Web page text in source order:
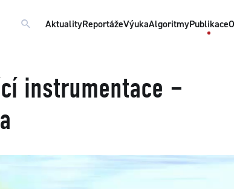
AktualityReportážeVýukaAlgoritmyPublikace
instrumentace –